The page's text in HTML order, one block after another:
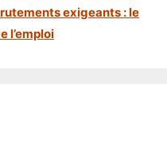
exigeants : le
l’emploi